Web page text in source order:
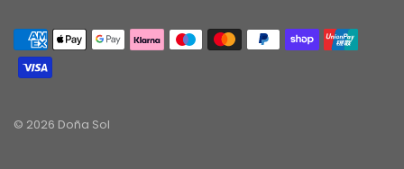
© 2026 Doña Sol